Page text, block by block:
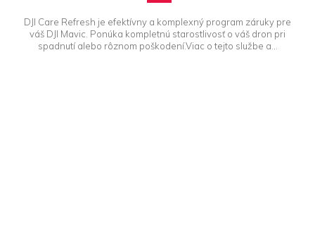
DJI Care Refresh je efektívny a komplexný program záruky pre
váš DJI Mavic. Ponúka kompletnú starostlivosť o váš dron pri
spadnutí alebo rôznom poškodení.Viac o tejto službe a...